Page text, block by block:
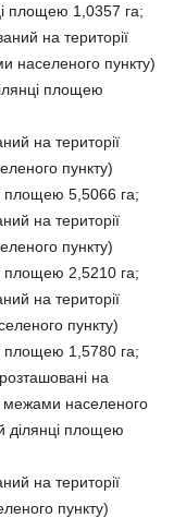
площею 1,0357 га;
на території
населеного пункту)
площею
на території
пункту)
площею 5,5066 га;
на території
пункту)
площею 2,5210 га;
на території
пункту)
площею 1,5780 га;
на
межами населеного
ділянці площею
на території
пункту)